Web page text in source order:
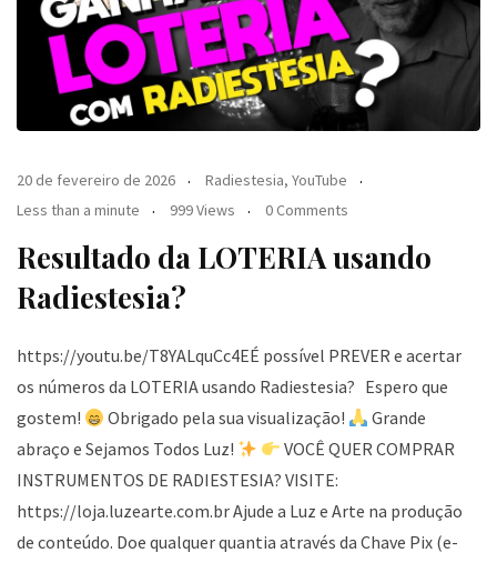
20 de fevereiro de 2026 Radiestesia, YouTube
Less than a minute
999 Views 0 Comments
Resultado da LOTERIA usando
Radiestesia?
https://youtu.be/T8YALquCc4EÉ possível PREVER e acertar
os números da LOTERIA usando Radiestesia? Espero que
gostem!
Obrigado pela sua visualização!
Grande
abraço e Sejamos Todos Luz!
VOCÊ QUER COMPRAR
INSTRUMENTOS DE RADIESTESIA? VISITE:
https://loja.luzearte.com.br Ajude a Luz e Arte na produção
de conteúdo. Doe qualquer quantia através da Chave Pix (e-